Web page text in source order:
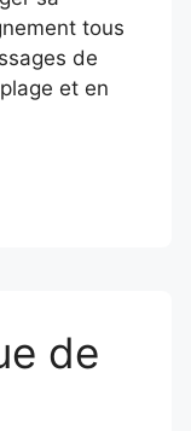
tous
de
et en
de